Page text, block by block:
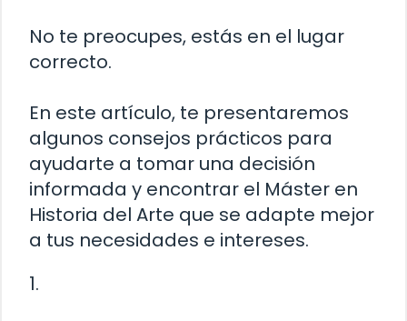
No te preocupes, estás en el lugar
correcto.
En este artículo, te presentaremos
algunos consejos prácticos para
ayudarte a tomar una decisión
informada y encontrar el Máster en
Historia del Arte que se adapte mejor
a tus necesidades e intereses.
1.